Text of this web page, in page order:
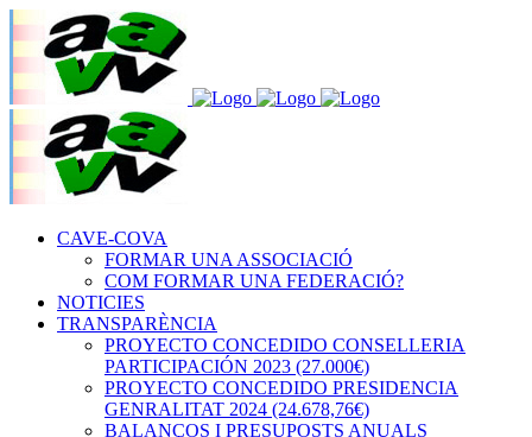
CAVE-COVA
FORMAR UNA ASSOCIACIÓ
COM FORMAR UNA FEDERACIÓ?
NOTICIES
TRANSPARÈNCIA
PROYECTO CONCEDIDO CONSELLERIA
PARTICIPACIÓN 2023 (27.000€)
PROYECTO CONCEDIDO PRESIDENCIA
GENRALITAT 2024 (24.678,76€)
BALANÇOS I PRESUPOSTS ANUALS